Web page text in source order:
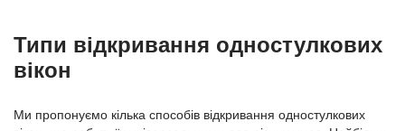
Типи відкривання одностулкових
вікон
Ми пропонуємо кілька способів відкривання одностулкових